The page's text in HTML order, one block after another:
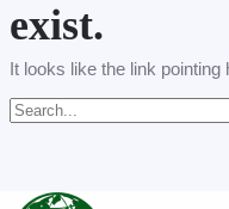
exist.
It looks like the link